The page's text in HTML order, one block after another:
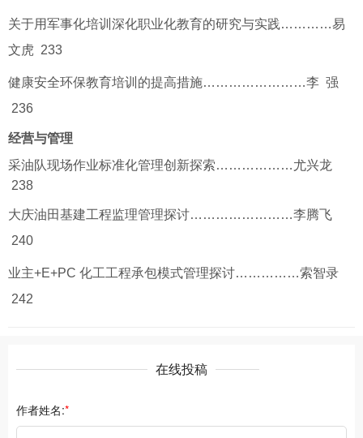
关于用军事化培训深化职业化教育的研究与实践…………易
文虎 233
健康安全环保教育培训的提高措施……………………李 强
236
经营与管理
采油队现场作业标准化管理创新探索………………尤兴龙
238
大庆油田基建工程监理管理探讨……………………李腾飞
240
业主+E+PC 化工工程承包模式管理探讨……………索智录
242
在线投稿
作者姓名:*